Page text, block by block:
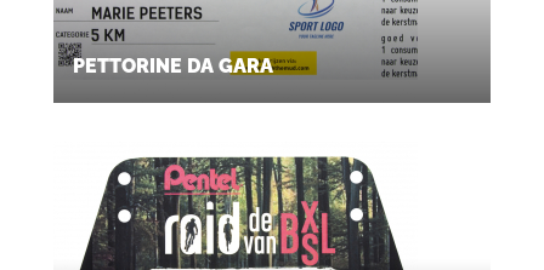
PETTORINE DA GARA